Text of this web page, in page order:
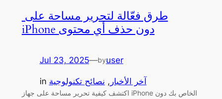
iPhone دون حذف أي محتوى
Jul 23, 2025—byuser
in آخر الأخبار , نصائح تكنولوجية
اكتشف كيفية تحرير مساحة على جهاز iPhone الخاص بك دون